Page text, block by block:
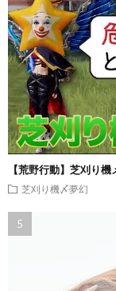
【荒野行動】芝刈り
芝刈り機〆夢幻